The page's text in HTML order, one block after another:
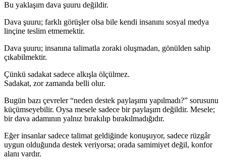
Bu yaklaşım dava şuuru değildir.
Dava şuuru; farklı görüşler olsa bile kendi insanını sosyal medya
linçine teslim etmemektir.
Dava şuuru; insanına talimatla zoraki oluşmadan, gönülden sahip
çıkabilmektir.
Çünkü sadakat sadece alkışla ölçülmez.
Sadakat, zor zamanda belli olur.
Bugün bazı çevreler “neden destek paylaşımı yapılmadı?” sorusunu
küçümseyebilir. Oysa mesele sadece bir paylaşım değildir. Mesele;
bir dava adamının yalnız bırakılıp bırakılmadığıdır.
Eğer insanlar sadece talimat geldiğinde konuşuyor, sadece rüzgâr
uygun olduğunda destek veriyorsa; orada samimiyet değil, konfor
alanı vardır.